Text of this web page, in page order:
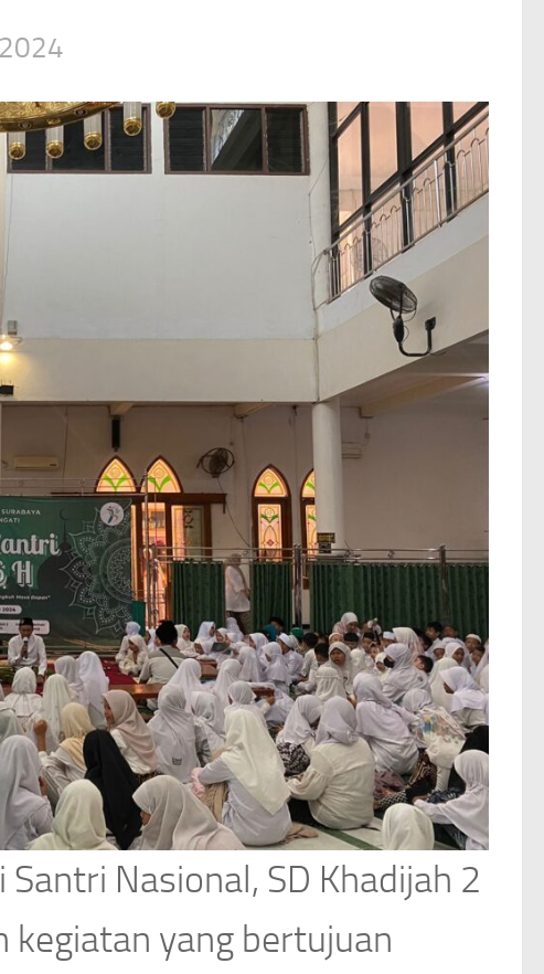
Nasional, SD Khadijah 2
kegiatan yang bertujuan